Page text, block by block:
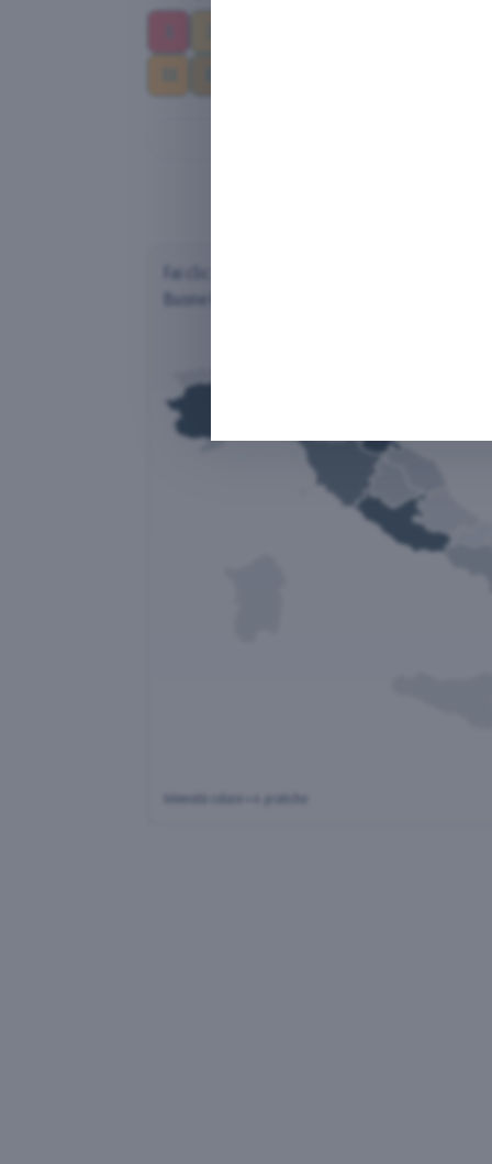
Fai clic su una regione per scoprire la
Buone Pratiche (per Regione del Proponente)